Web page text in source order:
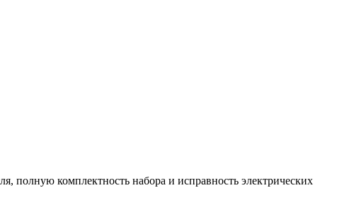
полную комплектность набора и исправность электрических